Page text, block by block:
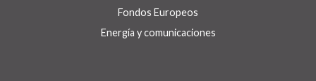
Fondos Europeos
Energía y comunicaciones